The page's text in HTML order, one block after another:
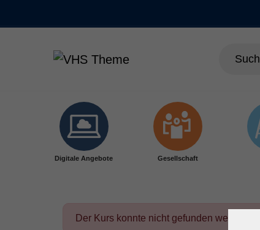
Digitale Angebote Gesellschaft
Der Kurs konnte nicht gefunden werden.